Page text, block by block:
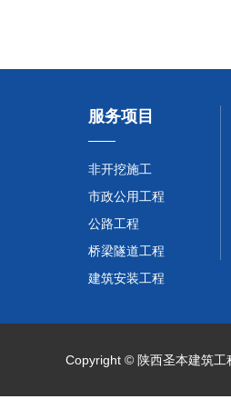
服务项目
非开挖施工
市政公用工程
公路工程
桥梁隧道工程
建筑安装工程
Copyright © 陕西圣本建筑